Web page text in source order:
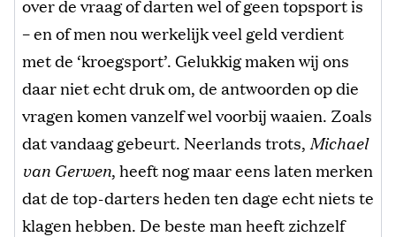
over de vraag of darten wel of geen topsport is
– en of men nou werkelijk veel geld verdient
met de ‘kroegsport’. Gelukkig maken wij ons
daar niet echt druk om, de antwoorden op die
vragen komen vanzelf wel voorbij waaien. Zoals
dat vandaag gebeurt. Neerlands trots, Michael
van Gerwen, heeft nog maar eens laten merken
dat de top-darters heden ten dage echt niets te
klagen hebben. De beste man heeft zichzelf